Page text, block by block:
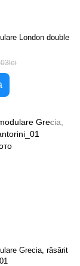
London double
Grecia, răsărit